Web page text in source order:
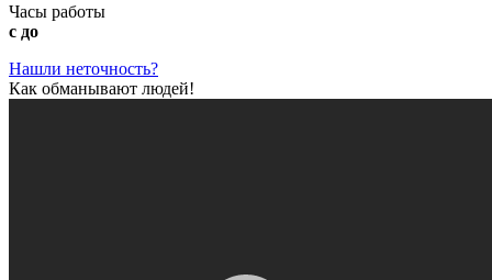
Часы работы
с до
Нашли неточность?
Как обманывают людей!